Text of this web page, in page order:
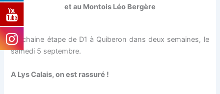
et au Montois Léo Bergère
Prochaine étape de D1 à Quiberon dans deux semaines, le
samedi 5 septembre.
A Lys Calais, on est rassuré !